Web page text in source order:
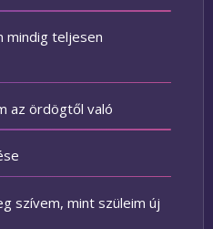
mindig teljesen
az ördögtől való
szívem, mint szüleim új